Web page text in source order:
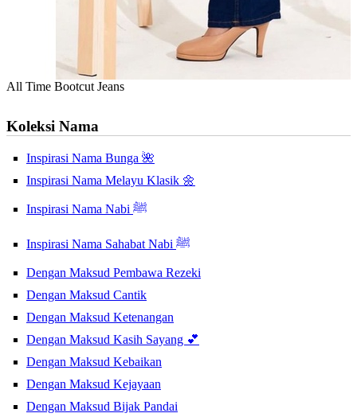
All Time Bootcut Jeans
Koleksi Nama
Inspirasi Nama Bunga 🌺
Inspirasi Nama Melayu Klasik 🌼
Inspirasi Nama Nabi ﷺ
Inspirasi Nama Sahabat Nabi ﷺ
Dengan Maksud Pembawa Rezeki
Dengan Maksud Cantik
Dengan Maksud Ketenangan
Dengan Maksud Kasih Sayang 💕
Dengan Maksud Kebaikan
Dengan Maksud Kejayaan
Dengan Maksud Bijak Pandai